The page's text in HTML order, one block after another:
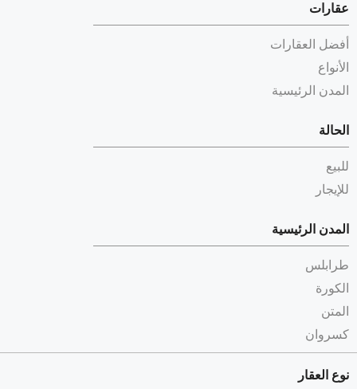
عقارات
أفضل العقارات
الأنواع
المدن الرئيسية
الحالة
للبيع
للإيجار
المدن الرئيسية
طرابلس
الكورة
المتن
كسروان
نوع العقار